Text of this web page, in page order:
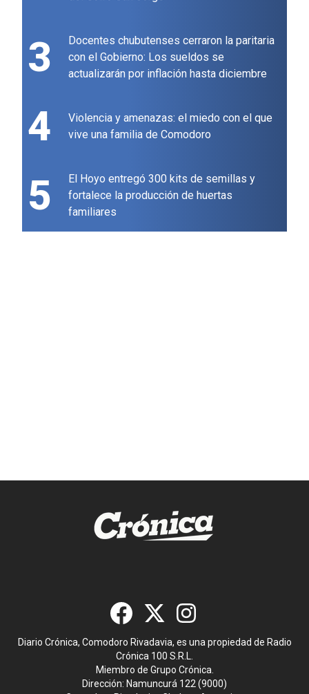
3
Docentes chubutenses cerraron la paritaria
con el Gobierno: Los sueldos se
actualizarán por inflación hasta diciembre
4
Violencia y amenazas: el miedo con el que
vive una familia de Comodoro
5
El Hoyo entregó 300 kits de semillas y
fortalece la producción de huertas
familiares
Diario Crónica, Comodoro Rivadavia, es una propiedad de Radio
Crónica 100 S.R.L.
Miembro de Grupo Crónica.
Dirección: Namuncurá 122 (9000)